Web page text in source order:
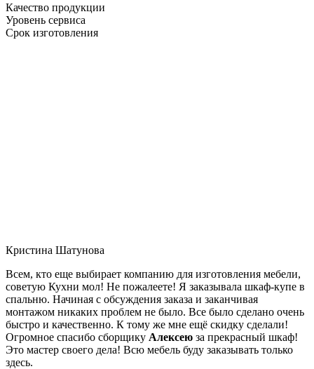
Качество продукции
Уровень сервиса
Срок изготовления
Кристина Шатунова
Всем, кто еще выбирает компанию для изготовления мебели,
советую Кухни мол! Не пожалеете! Я заказывала шкаф-купе в
спальню. Начиная с обсуждения заказа и заканчивая
монтажом никаких проблем не было. Все было сделано очень
быстро и качественно. К тому же мне ещё скидку сделали!
Огромное спасибо сборщику Алексею за прекрасный шкаф!
Это мастер своего дела! Всю мебель буду заказывать только
здесь.